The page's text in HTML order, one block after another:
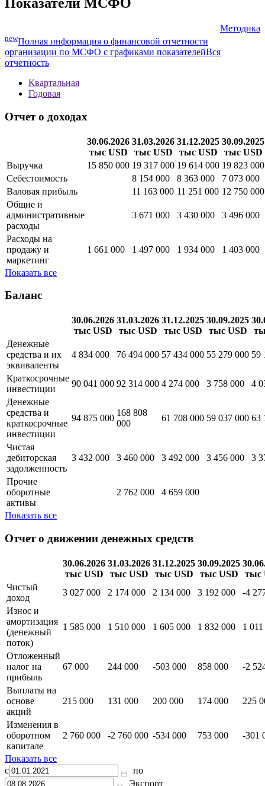
Методика
newПолная информация о финансовой отчетности
организации по МСФО с графиками показателейВся
отчетность
Квартальная
Годовая
Отчет о доходах
30.06.2026
тыс USD
31.03.2026
тыс USD
31.12.2025
тыс USD
30.09.2025
тыс USD
Выручка
15 850 000 19 317 000 19 614 000 19 823 000
Себестоимость
8 154 000 8 363 000
7 073 000
Валовая прибыль
11 163 000 11 251 000 12 750 000
Общие и
административные
расходы
3 671 000 3 430 000 3 496 000
Расходы на
продажу и
маркетинг
1 661 000 1 497 000 1 934 000 1 403 000
Показать все
Баланс
30.06.2026
тыс USD
31.03.2026
тыс USD
31.12.2025
тыс USD
30.09.2025
тыс USD
Денежные
средства и их
эквиваленты
4 834 000 76 494 000 57 434 000 55 279 000 59
Краткосрочные
инвестиции
90 041 000 92 314 000 4 274 000 3 758 000
4
Денежные
средства и
краткосрочные
инвестиции
94 875 000
168 808
000
61 708 000 59 037 000 63
Чистая
дебиторская
задолженность
3 432 000 3 460 000 3 492 000 3 456 000 3
Прочие
оборотные
активы
2 762 000 4 659 000
Показать все
Отчет о движении денежных средств
30.06.2026
тыс USD
31.03.2026
тыс USD
31.12.2025
тыс USD
30.09.2025
тыс USD
тыс
Чистый
доход
3 027 000 2 174 000 2 134 000 3 192 000
-4
Износ и
амортизация
(денежный
поток)
1 585 000 1 510 000 1 605 000 1 832 000 1
Отложенный
налог на
прибыль
67 000 244 000 -503 000 858 000 -2
Выплаты на
основе
акций
215 000 131 000 200 000 174 000 225
Изменения в
оборотном
капитале
2 760 000 -2 760 000 -534 000 753 000 -301
Показать все
с
по
Экспорт